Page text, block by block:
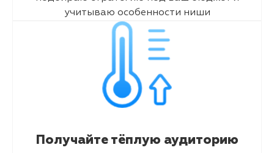
учитываю особенности ниши
Получайте тёплую аудиторию